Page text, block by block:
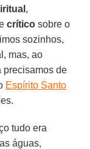
,
crítico sobre o
sozinhos,
mas, ao
precisamos de
Espírito Santo
tudo era
águas,